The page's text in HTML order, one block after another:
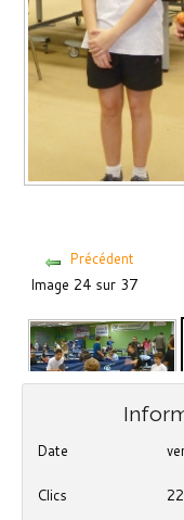
Précédent
Image 24 sur 37
Date
Clics